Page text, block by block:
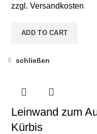
zzgl. Versandkosten
ADD TO CART
schließen
Leinwand zum
Kürbis